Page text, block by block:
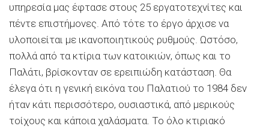
υπηρεσία μας έφτασε στους 25 εργατοτεχνίτες και
πέντε επιστήμονες. Από τότε το έργο άρχισε να
υλοποιείται με ικανοποιητικούς ρυθμούς. Ωστόσο,
πολλά από τα κτίρια των κατοικιών, όπως και το
Παλάτι, βρίσκονταν σε ερειπιώδη κατάσταση. Θα
έλεγα ότι η γενική εικόνα του Παλατιού το 1984 δεν
ήταν κάτι περισσότερο, ουσιαστικά, από μερικούς
τοίχους και κάποια χαλάσματα. Το όλο κτιριακό